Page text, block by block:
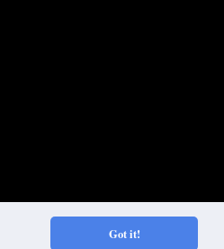
Got it!